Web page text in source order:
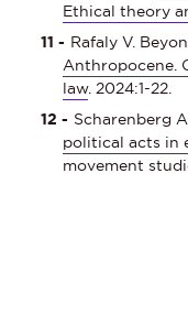
Ethical theory
Rafaly V.
Anthropocene.
law. 2024:1-22.
Scharenberg
political acts in
movement